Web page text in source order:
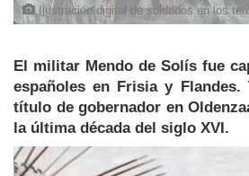
Ilustración digital de soldados en los
El militar Mendo de Solís fue
españoles en Frisia y Flandes.
título de gobernador en
la última década del siglo XVI.